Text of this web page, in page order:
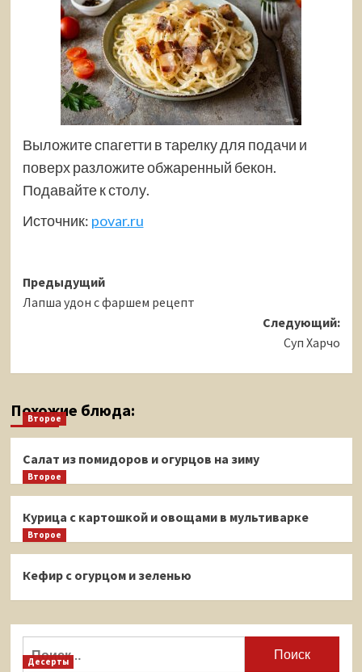
Выложите спагетти в тарелку для подачи и
поверх разложите обжаренный бекон.
Подавайте к столу.
Источник: povar.ru
Навигация
записи
Предыдущий
Лапша удон с фаршем рецепт
Следующий:
Суп Харчо
Похожие блюда:
Второе
Салат из помидоров и огурцов на зиму
Второе
Курица с картошкой и овощами в мультиварке
Второе
Кефир с огурцом и зеленью
Десерты